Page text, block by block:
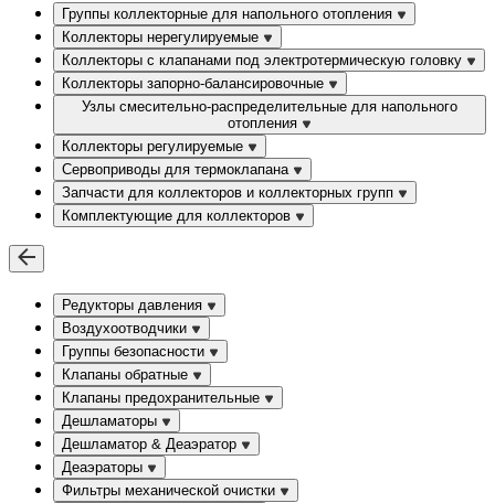
Группы коллекторные для напольного отопления
Коллекторы нерегулируемые
Коллекторы с клапанами под электротермическую головку
Коллекторы запорно-балансировочные
Узлы смесительно-распределительные для напольного
отопления
Коллекторы регулируемые
Сервоприводы для термоклапана
Запчасти для коллекторов и коллекторных групп
Комплектующие для коллекторов
Редукторы давления
Воздухоотводчики
Группы безопасности
Клапаны обратные
Клапаны предохранительные
Дешламаторы
Дешламатор & Деаэратор
Деаэраторы
Фильтры механической очистки